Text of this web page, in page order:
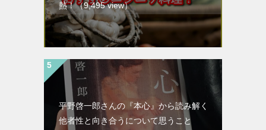
熱！（9,495 view）
平野啓一郎さんの『本心』から読み解く
他者性と向き合うについて思うこと